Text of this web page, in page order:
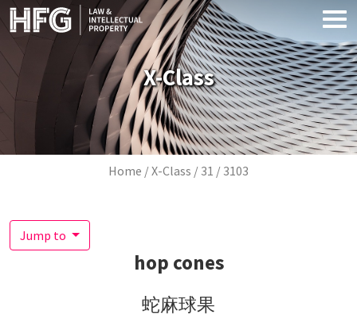
Skip to main content
X-Class
Breadcrumb
Home X-Class 31 3103
Jump to
hop cones
蛇麻球果